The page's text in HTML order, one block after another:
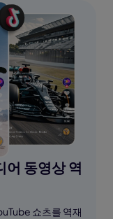
어 동영상 역
쇼츠를 역재